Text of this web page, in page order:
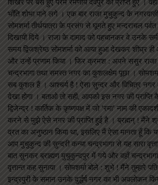
भाँति शोभा पाने लगे । एक बार राजा मुचुकुन्द के नगरवासी
सोमशर्मा तीर्थयात्रा के प्रसंग से घूमते हुए मन्दराचल
दिखायी दिये । राजा के दामाद को पहचानकर वे उनके
समय द्विजश्रेष्ठ सोमशर्मा को आया हुआ देखकर शीघ्र
और उन्हें प्रणाम किया । फिर क्रमश : अपने ससुर राजा
चन्द्रभागा तथा समस्त नगर का कुशलक्षेम पूछा ।
सब कुशल हैं । आश्चर्य है ! ऐसा सुन्दर और विचित्र नगर
देखा होगा । बताओ तो सही, आपको इस नगर की
द्विजेन्द्र ! कार्तिक के कृष्णपक्ष में जो ‘रमा’ नाम की
करने से मुझे ऐसे नगर की प्राप्ति हुई है । ब्रह्मन् ! मैंने
व्रत का अनुष्ठान किया था, इसलिए मैं ऐसा मानता हूँ कि
आप मुचुकुन्द की सुन्दरी कन्या चन्द्रभागा से यह सारा
बात सुनकर ब्राह्मण मुचुकुन्दपुर में गये और वहाँ
वृत्तान्त कह सुनाया । सोमशर्मा बोले : शुभे ! मैंने तुम्हारे
इन्द्रपुरी के समान उनके दुर्द्धर्ष नगर का भी अवलोकन